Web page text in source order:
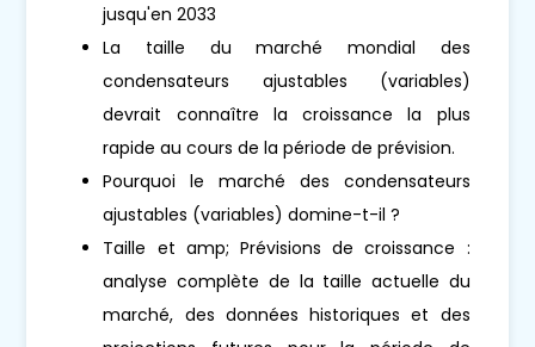
jusqu'en 2033
La taille du marché mondial des
condensateurs ajustables (variables)
devrait connaître la croissance la plus
rapide au cours de la période de prévision.
Pourquoi le marché des condensateurs
ajustables (variables) domine-t-il ?
Taille et amp; Prévisions de croissance :
analyse complète de la taille actuelle du
marché, des données historiques et des